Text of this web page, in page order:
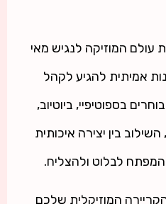
המוזיקה לנגיש מאי
אמיתית להגיע לקהל
בספוטיפיי, ביוטיוב,
בין יצירה איכותית
המפתח לבלוט ולהצליח.
המוזיקלית שלכם